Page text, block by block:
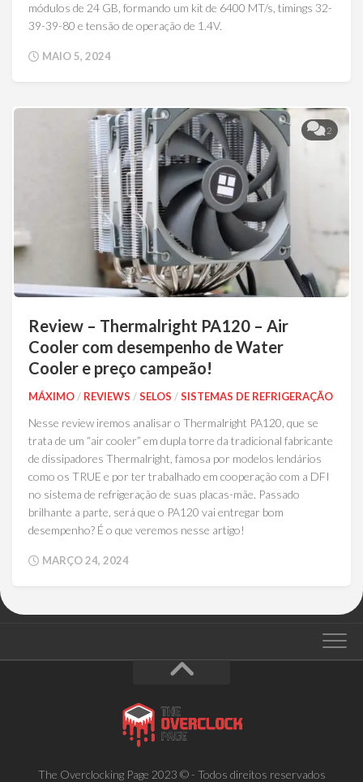
módulos de 24 GB, formando um kit de 6400 MT/s, timings 32-
39-39-80 e tensão de operação de 1.4V.
MAIO 5, 2024
2
Review – Thermalright PA120 – Air
Cooler com desempenho de Water
Cooler e preço campeão!
MÁXIMO / REVIEWS /SELOS /SISTEMAS DE REFRIGERAÇÃO
Nesse review iremos analisar o Thermalright PA120, que se
trata de um “air cooler” em dupla torre da tradicional fabricante
de dissipadores Thermalright, famosa por modelos lendários
como os TRUE e por ter trabalhado em cooperação com a DFI
no sistema de refrigeração de suas placas-mãe. Passado
brilhante a parte, será que o PA120 vai entregar bom
desempenho? É o que veremos nesse artigo!
MARÇO 24, 2024
The Overclocking Page 2023 © - Todos direitos reservados